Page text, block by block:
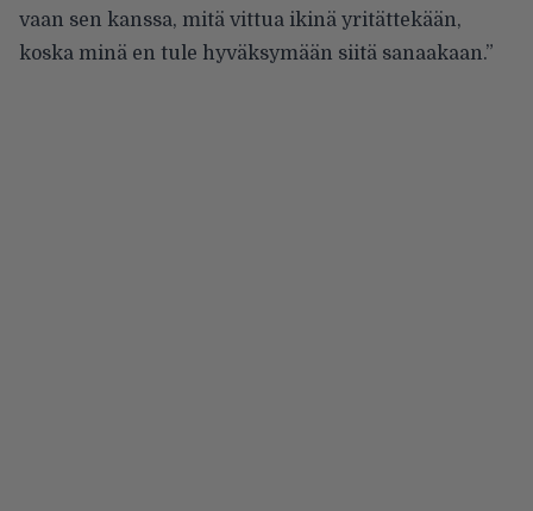
vaan sen kanssa, mitä vittua ikinä yritättekään,
koska minä en tule hyväksymään siitä sanaakaan.”